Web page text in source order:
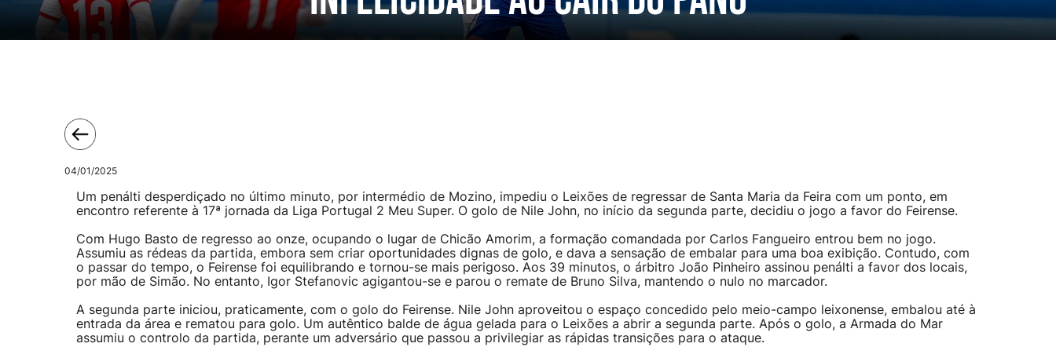
04/01/2025
Um penálti desperdiçado no último minuto, por intermédio de Mozino, impediu o Leixões de regressar de Santa Maria da Feira com um ponto, em
encontro referente à 17ª jornada da Liga Portugal 2 Meu Super. O golo de Nile John, no início da segunda parte, decidiu o jogo a favor do Feirense.
Com Hugo Basto de regresso ao onze, ocupando o lugar de Chicão Amorim, a formação comandada por Carlos Fangueiro entrou bem no jogo.
Assumiu as rédeas da partida, embora sem criar oportunidades dignas de golo, e dava a sensação de embalar para uma boa exibição. Contudo, com
o passar do tempo, o Feirense foi equilibrando e tornou-se mais perigoso. Aos 39 minutos, o árbitro João Pinheiro assinou penálti a favor dos locais,
por mão de Simão. No entanto, Igor Stefanovic agigantou-se e parou o remate de Bruno Silva, mantendo o nulo no marcador.
A segunda parte iniciou, praticamente, com o golo do Feirense. Nile John aproveitou o espaço concedido pelo meio-campo leixonense, embalou até à
entrada da área e rematou para golo. Um autêntico balde de água gelada para o Leixões a abrir a segunda parte. Após o golo, a Armada do Mar
assumiu o controlo da partida, perante um adversário que passou a privilegiar as rápidas transições para o ataque.